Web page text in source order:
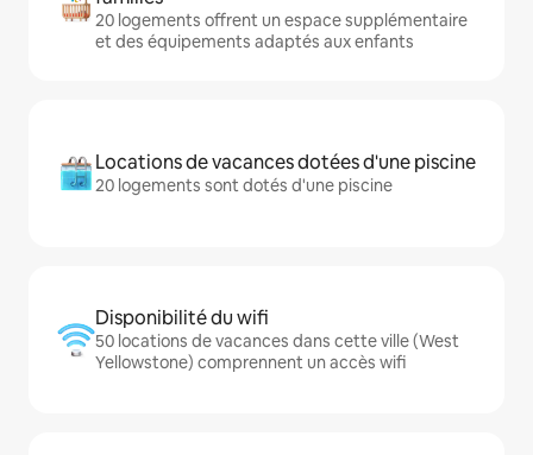
20 logements offrent un espace supplémentaire
et des équipements adaptés aux enfants
Locations de vacances dotées d'une piscine
20 logements sont dotés d'une piscine
Disponibilité du wifi
50 locations de vacances dans cette ville (West
Yellowstone) comprennent un accès wifi